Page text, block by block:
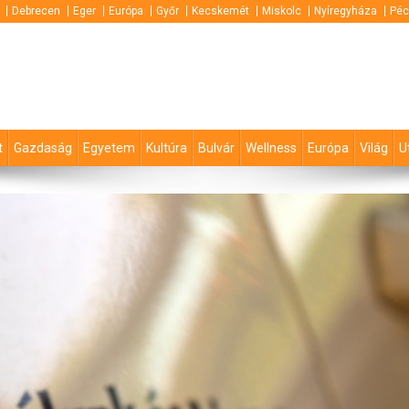
Debrecen Eger Európa Győr Kecskemét Miskolc Nyíregyháza
Gazdaság Egyetem Kultúra Bulvár Wellness Európa Világ